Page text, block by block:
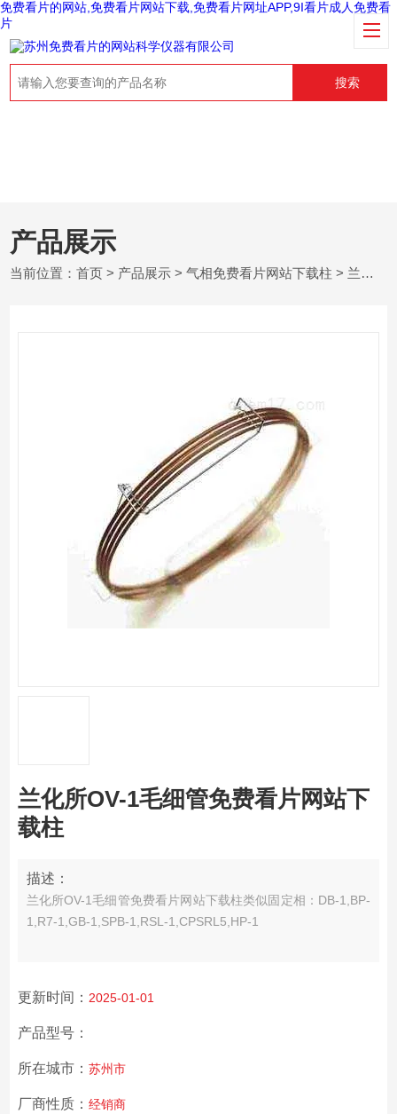
免费看片的网站,免费看片网站下载,免费看片网址APP,9I看片成人免费看
片
搜索
产品展示
当前位置：首页 > 产品展示 >气相免费看片网站下载柱 > 兰化所气相免费看片网站下载柱
兰化所OV-1毛细管免费看片网站下
载柱
描述：
兰化所OV-1毛细管免费看片网站下载柱类似固定相：DB-1,BP-
1,R7-1,GB-1,SPB-1,RSL-1,CPSRL5,HP-1
更新时间： 2025-01-01
产品型号：
所在城市： 苏州市
厂商性质： 经销商